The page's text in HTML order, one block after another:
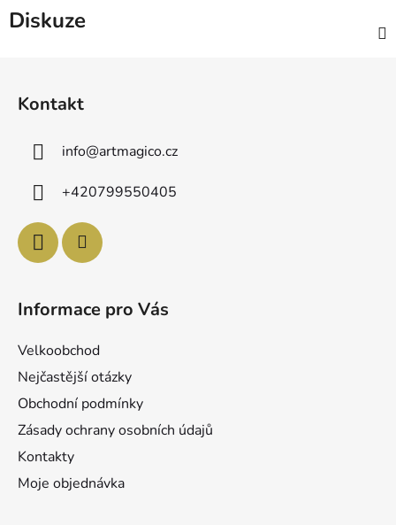
Diskuze
Kontakt
info@artmagico.cz
+420799550405
Informace pro Vás
Velkoobchod
Nejčastější otázky
Obchodní podmínky
Zásady ochrany osobních údajů
Kontakty
Moje objednávka